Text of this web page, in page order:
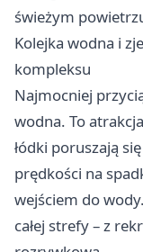
świeżym
Kolejka wodna i
kompleksu
Najmocniej
wodna. To
łódki poruszają
prędkości na
wejściem do
całej strefy – z